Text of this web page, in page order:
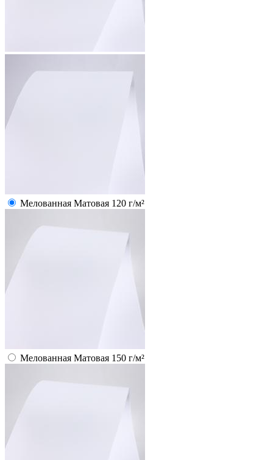
Мелованная Матовая 120 г/м²
Мелованная Матовая 150 г/м²